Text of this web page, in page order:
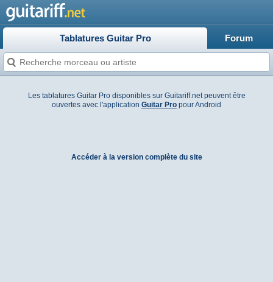
Tablatures Guitar Pro Forum
Les tablatures Guitar Pro disponibles sur Guitariff.net peuvent être
ouvertes avec l'application Guitar Pro pour Android
Accéder à la version complète du site